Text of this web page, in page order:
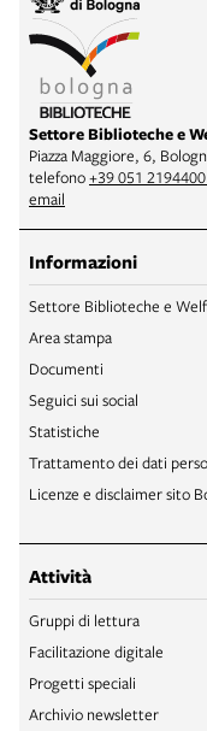
Settore Biblioteche e
Piazza Maggiore, 6,
telefono+39 051
email
Informazioni
Settore Biblioteche e
Area stampa
Documenti
Seguici sui social
Statistiche
Trattamento dei dati
Licenze e disclaimer sito
Attività
Gruppi di lettura
Facilitazione digitale
Progetti speciali
Archivio newsletter